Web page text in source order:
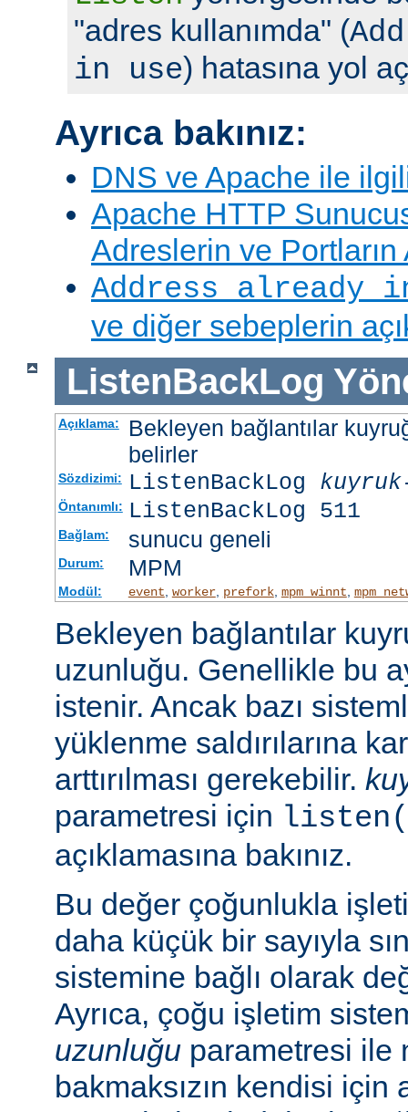
"adres kullanımda" (
in use) hatasına yol
Ayrıca bakınız:
DNS ve Apache ile
Apache HTTP
Adreslerin ve Portların
Address already
ve diğer sebeplerin
ListenBackLog
Açıklama:
Bekleyen bağlantılar
belirler
Sözdizimi: ListenBackLog
Öntanımlı: ListenBackLog 511
Bağlam: sunucu geneli
Durum: MPM
Modül: event, worker, prefork, mpm_winnt,
Bekleyen bağlantılar
uzunluğu. Genellikle bu
istenir. Ancak bazı
yüklenme saldırılarına
arttırılması gerekebilir.
parametresi için
açıklamasına bakınız.
Bu değer çoğunlukla
daha küçük bir sayıyla
sistemine bağlı olarak
Ayrıca, çoğu işletim
uzunluğu parametresi ile
bakmaksızın kendisi için